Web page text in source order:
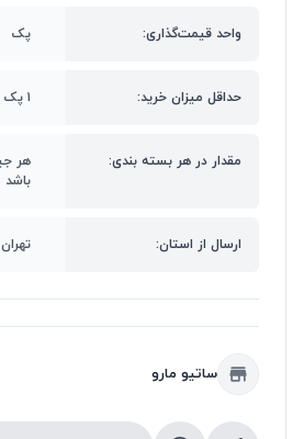
واحد قیمت‌گذاری: پک
حداقل میزان خرید: ۱ پک
مقدار در هر بسته بندی:
باشد
ارسال از استان: تهران
ساتیو مارو